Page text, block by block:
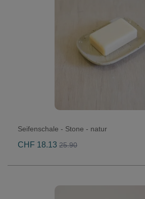
Seifenschale - Stone - natur
CHF 18.13 25.90